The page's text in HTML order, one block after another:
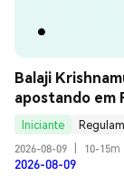
Balaji
apostando em
Iniciante
2026-08-09
10-15m
2026-08-09